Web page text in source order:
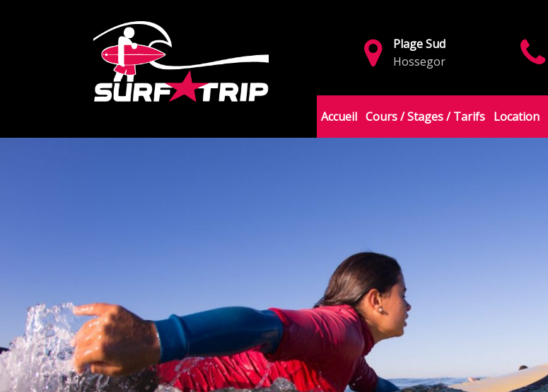
Plage Sud
Hossegor
Accueil Cours / Stages / Tarifs Location